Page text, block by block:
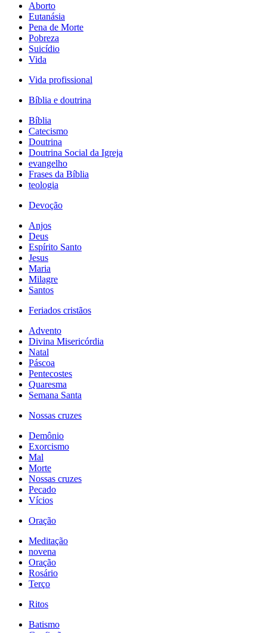
Aborto
Eutanásia
Pena de Morte
Pobreza
Suicídio
Vida
Vida profissional
Bíblia e doutrina
Bíblia
Catecismo
Doutrina
Doutrina Social da Igreja
evangelho
Frases da Bíblia
teologia
Devoção
Anjos
Deus
Espírito Santo
Jesus
Maria
Milagre
Santos
Feriados cristãos
Advento
Divina Misericórdia
Natal
Páscoa
Pentecostes
Quaresma
Semana Santa
Nossas cruzes
Demônio
Exorcismo
Mal
Morte
Nossas cruzes
Pecado
Vícios
Oração
Meditação
novena
Oração
Rosário
Terço
Ritos
Batismo